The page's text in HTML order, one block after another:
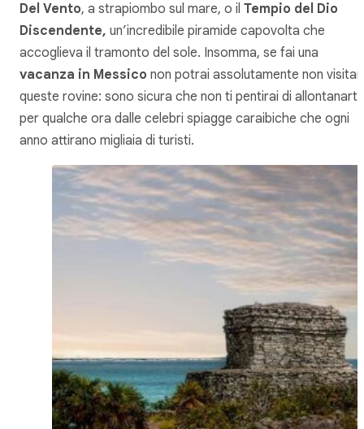
Del Vento, a strapiombo sul mare, o il Tempio del Dio
Discendente, un’incredibile piramide capovolta che
accoglieva il tramonto del sole. Insomma, se fai una
vacanza in Messico non potrai assolutamente non
queste rovine: sono sicura che non ti pentirai di allontanarti
per qualche ora dalle celebri spiagge caraibiche che ogni
anno attirano migliaia di turisti.